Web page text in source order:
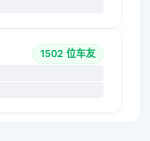
1502 位车友